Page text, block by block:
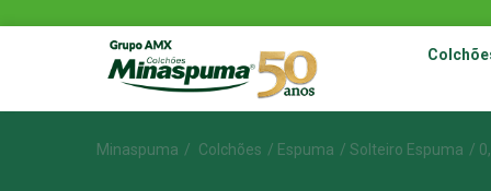
Minaspuma Colchões Espuma Solteiro Espuma